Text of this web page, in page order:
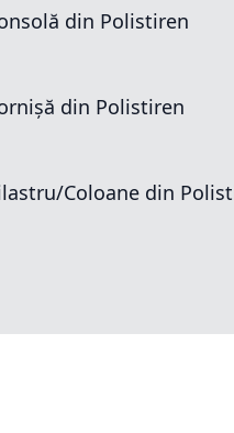
din Polistiren
din Polistiren
Coloane din